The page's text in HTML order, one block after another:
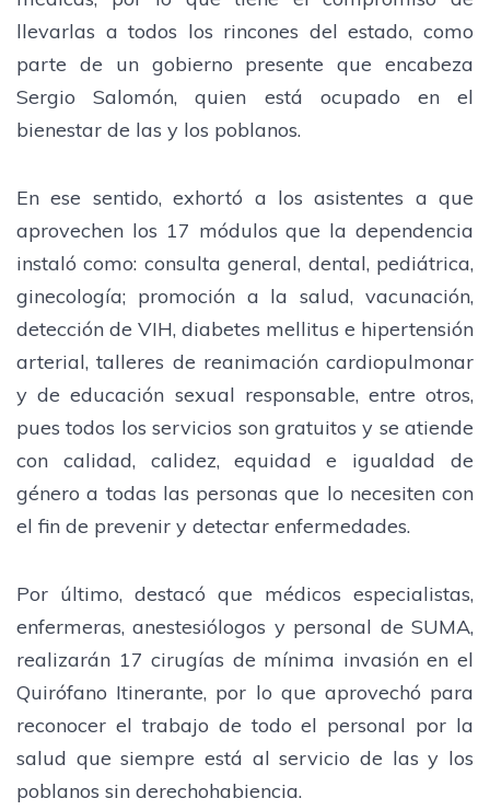
llevarlas a todos los rincones del estado, como
parte de un gobierno presente que encabeza
Sergio Salomón, quien está ocupado en el
bienestar de las y los poblanos.
En ese sentido, exhortó a los asistentes a que
aprovechen los 17 módulos que la dependencia
instaló como: consulta general, dental, pediátrica,
ginecología; promoción a la salud, vacunación,
detección de VIH, diabetes mellitus e hipertensión
arterial, talleres de reanimación cardiopulmonar
y de educación sexual responsable, entre otros,
pues todos los servicios son gratuitos y se atiende
con calidad, calidez, equidad e igualdad de
género a todas las personas que lo necesiten con
el fin de prevenir y detectar enfermedades.
Por último, destacó que médicos especialistas,
enfermeras, anestesiólogos y personal de SUMA,
realizarán 17 cirugías de mínima invasión en el
Quirófano Itinerante, por lo que aprovechó para
reconocer el trabajo de todo el personal por la
salud que siempre está al servicio de las y los
poblanos sin derechohabiencia.